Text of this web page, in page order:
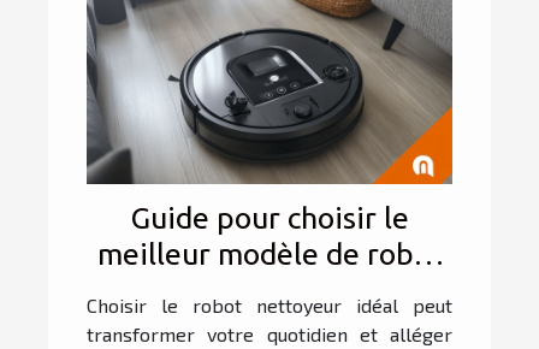
Guide pour choisir le
meilleur modèle de robot
nettoyeur en fonction de
vos besoins
Choisir le robot nettoyeur idéal peut
transformer votre quotidien et alléger